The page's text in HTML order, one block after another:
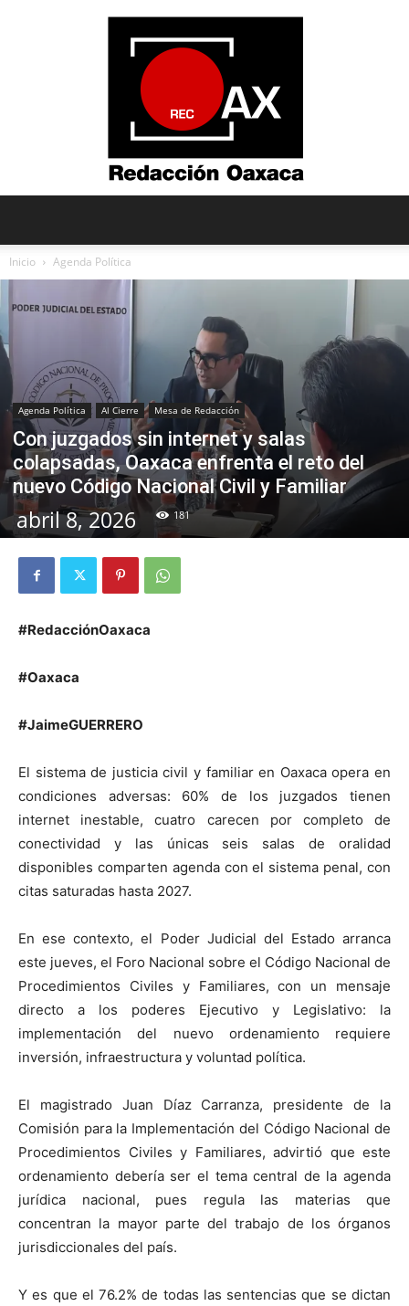
Oaxaca
Inicio Agenda Política
Agenda Política Al Cierre Mesa de Redacción
Con juzgados sin internet y salas
colapsadas, Oaxaca enfrenta el reto del
nuevo Código Nacional Civil y Familiar
abril 8, 2026 181
#RedacciónOaxaca
#Oaxaca
#JaimeGUERRERO
El sistema de justicia civil y familiar en Oaxaca opera en
condiciones adversas: 60% de los juzgados tienen
internet inestable, cuatro carecen por completo de
conectividad y las únicas seis salas de oralidad
disponibles comparten agenda con el sistema penal, con
citas saturadas hasta 2027.
En ese contexto, el Poder Judicial del Estado arranca
este jueves, el Foro Nacional sobre el Código Nacional de
Procedimientos Civiles y Familiares, con un mensaje
directo a los poderes Ejecutivo y Legislativo: la
implementación del nuevo ordenamiento requiere
inversión, infraestructura y voluntad política.
El magistrado Juan Díaz Carranza, presidente de la
Comisión para la Implementación del Código Nacional de
Procedimientos Civiles y Familiares, advirtió que este
ordenamiento debería ser el tema central de la agenda
jurídica nacional, pues regula las materias que
concentran la mayor parte del trabajo de los órganos
jurisdiccionales del país.
Y es que el 76.2% de todas las sentencias que se dictan